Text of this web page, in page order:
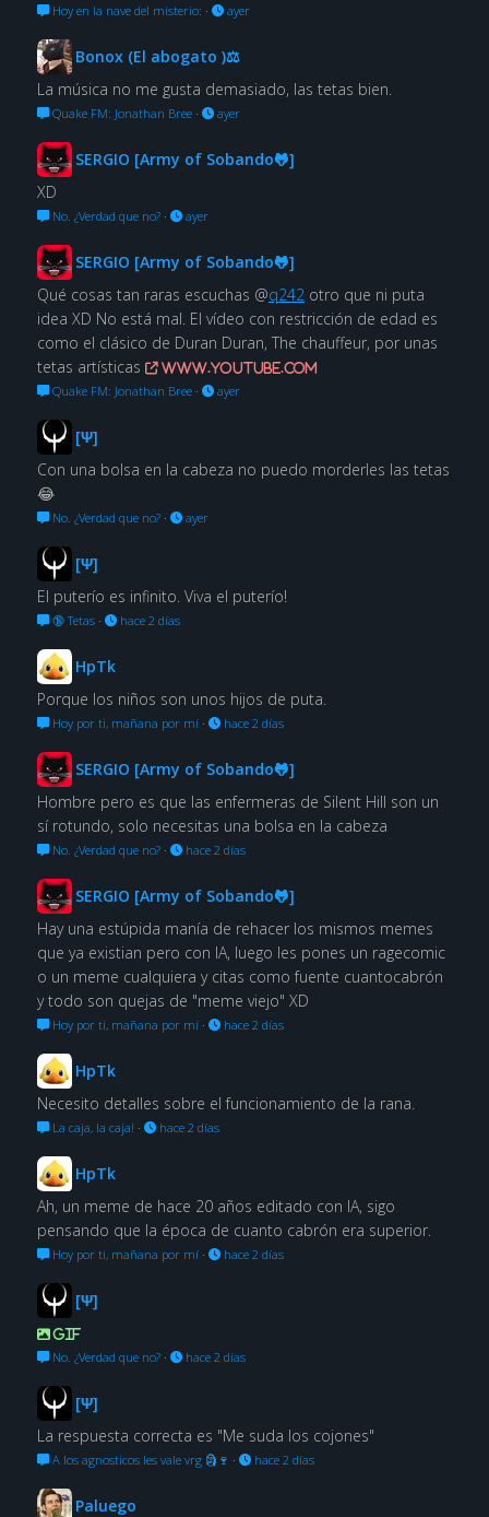
Hoy en la nave del misterio: · ayer
Bonox (El abogato )⚖
La música no me gusta demasiado, las tetas bien.
Quake FM: Jonathan Bree· ayer
SERGIO [Army of Sobando🐸]
XD
No. ¿Verdad que no?· ayer
SERGIO [Army of Sobando🐸]
Qué cosas tan raras escuchas @q242 otro que ni puta
idea XD No está mal. El vídeo con restricción de edad es
como el clásico de Duran Duran, The chauffeur, por unas
tetas artísticas
www.youtube.com
Quake FM: Jonathan Bree· ayer
[Ψ]
Con una bolsa en la cabeza no puedo morderles las tetas
😂
No. ¿Verdad que no?· ayer
[Ψ]
El puterío es infinito. Viva el puterío!
🔞 Tetas· hace 2 días
HpTk
Porque los niños son unos hijos de puta.
Hoy por ti, mañana por mí· hace 2 días
SERGIO [Army of Sobando🐸]
Hombre pero es que las enfermeras de Silent Hill son un
sí rotundo, solo necesitas una bolsa en la cabeza
No. ¿Verdad que no?· hace 2 días
SERGIO [Army of Sobando🐸]
Hay una estúpida manía de rehacer los mismos memes
que ya existian pero con IA, luego les pones un ragecomic
o un meme cualquiera y citas como fuente cuantocabrón
y todo son quejas de "meme viejo" XD
Hoy por ti, mañana por mí· hace 2 días
HpTk
Necesito detalles sobre el funcionamiento de la rana.
La caja, la caja! · hace 2 días
HpTk
Ah, un meme de hace 20 años editado con IA, sigo
pensando que la época de cuanto cabrón era superior.
Hoy por ti, mañana por mí· hace 2 días
[Ψ]
GIF
No. ¿Verdad que no?· hace 2 días
[Ψ]
La respuesta correcta es "Me suda los cojones"
A los agnosticos les vale vrg 🗿🍷 · hace 2 días
Paluego